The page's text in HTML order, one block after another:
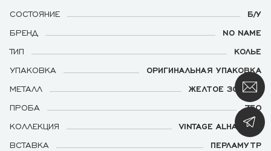
СОСТОЯНИЕ
Б/У
БРЕНД
NO NAME
ТИП
КОЛЬЕ
УПАКОВКА
ОРИГИНАЛЬНАЯ УПАКОВКА
МЕТАЛЛ
ЖЕЛТОЕ ЗОЛОТО
ПРОБА
750
КОЛЛЕКЦИЯ
VINTAGE ALHAMBRA
ВСТАВКА
ПЕРЛАМУТР